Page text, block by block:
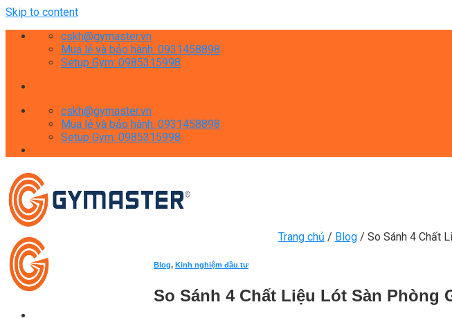
Skip to content
cskh@gymaster.vn
Mua lẻ và bảo hành: 0931458898
Setup Gym: 0985315998
cskh@gymaster.vn
Mua lẻ và bảo hành: 0931458898
Setup Gym: 0985315998
Trang chủ / Blog / So Sánh 4 Chất
Blog, Kinh nghiệm đầu tư
So Sánh 4 Chất Liệu Lót Sàn Phòng